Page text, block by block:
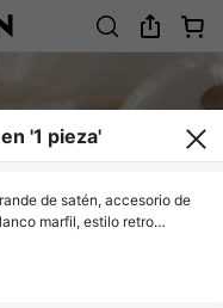
'1 pieza'
de satén, accesorio de
marfil, estilo retro
y salidas. Clip de pelo
verano, vacaciones, viaje